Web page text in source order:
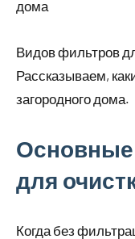
Видов фильтров
Рассказываем,
загородного дома.
для
Когда без